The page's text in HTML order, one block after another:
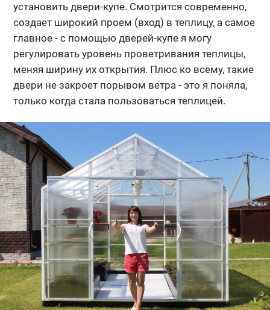
установить двери-купе. Смотрится современно,
создает широкий проем (вход) в теплицу, а самое
главное - с помощью дверей-купе я могу
регулировать уровень проветривания теплицы,
меняя ширину их открытия. Плюс ко всему, такие
двери не закроет порывом ветра - это я поняла,
только когда стала пользоваться теплицей.